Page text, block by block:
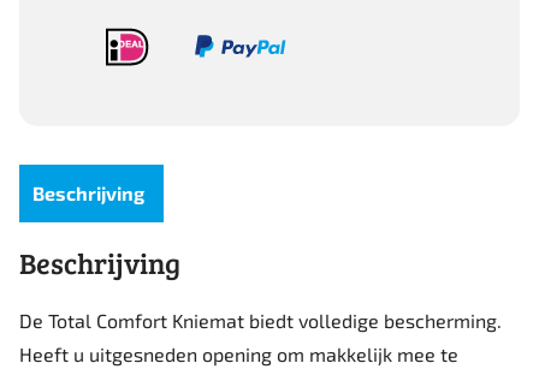
Beschrijving
Beschrijving
De Total Comfort Kniemat biedt volledige bescherming.
Heeft u uitgesneden opening om makkelijk mee te